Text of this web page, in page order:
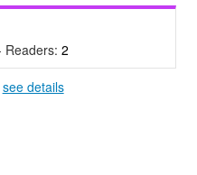
Readers: 2
see details